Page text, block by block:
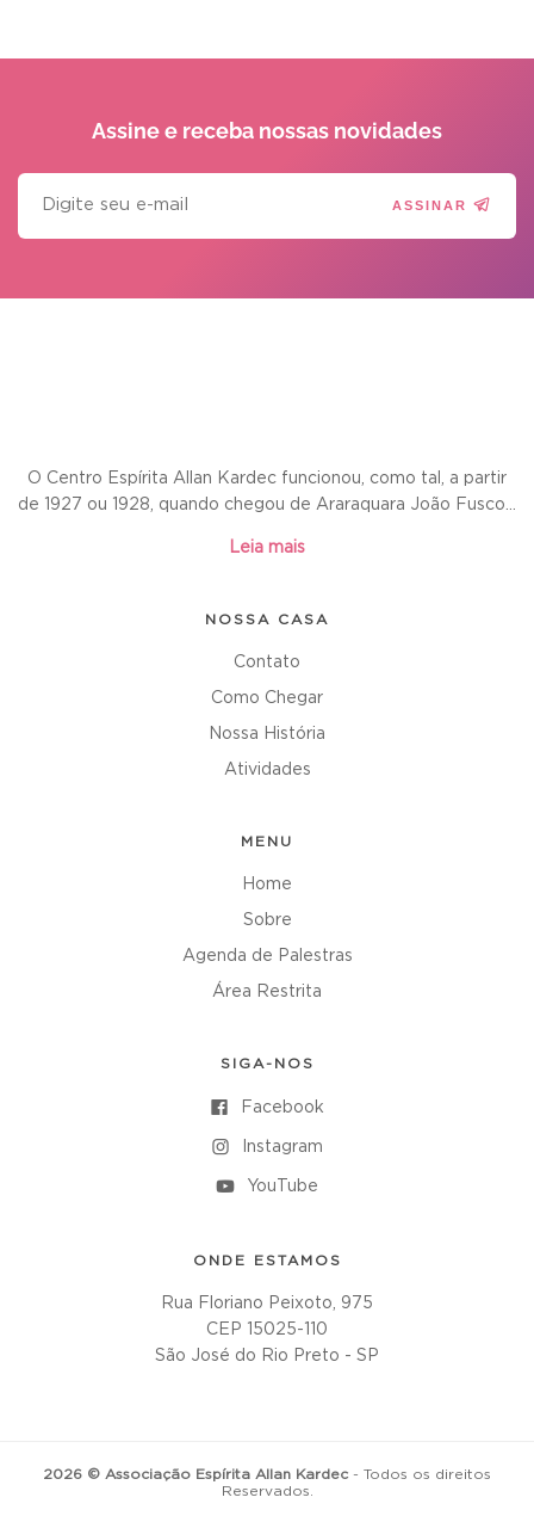
Assine e receba nossas novidades
ASSINAR
O Centro Espírita Allan Kardec funcionou, como tal, a partir
de 1927 ou 1928, quando chegou de Araraquara João Fusco...
Leia mais
NOSSA CASA
Contato
Como Chegar
Nossa História
Atividades
MENU
Home
Sobre
Agenda de Palestras
Área Restrita
SIGA-NOS
Facebook
Instagram
YouTube
ONDE ESTAMOS
Rua Floriano Peixoto, 975
CEP 15025-110
São José do Rio Preto - SP
2026 © Associação Espírita Allan Kardec - Todos os direitos
Reservados.